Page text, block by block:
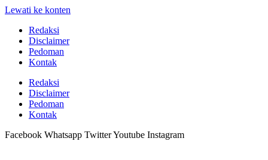
Lewati ke konten
Redaksi
Disclaimer
Pedoman
Kontak
Redaksi
Disclaimer
Pedoman
Kontak
Facebook Whatsapp TwitterYoutube Instagram